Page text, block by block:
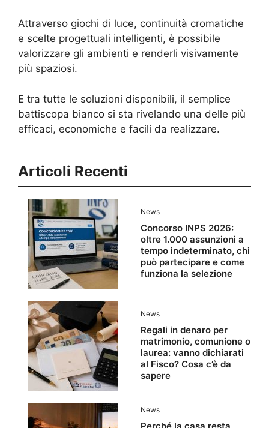
Attraverso giochi di luce, continuità cromatiche
e scelte progettuali intelligenti, è possibile
valorizzare gli ambienti e renderli visivamente
più spaziosi.
E tra tutte le soluzioni disponibili, il semplice
battiscopa bianco si sta rivelando una delle più
efficaci, economiche e facili da realizzare.
Articoli Recenti
News
Concorso INPS 2026:
oltre 1.000 assunzioni a
tempo indeterminato, chi
può partecipare e come
funziona la selezione
News
Regali in denaro per
matrimonio, comunione o
laurea: vanno dichiarati
al Fisco? Cosa c’è da
sapere
News